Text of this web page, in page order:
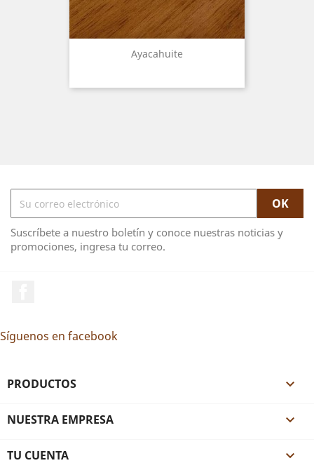
Ayacahuite
Suscríbete a nuestro boletín y conoce nuestras noticias y
promociones, ingresa tu correo.
Síguenos en facebook
PRODUCTOS 
NUESTRA EMPRESA 
TU CUENTA 